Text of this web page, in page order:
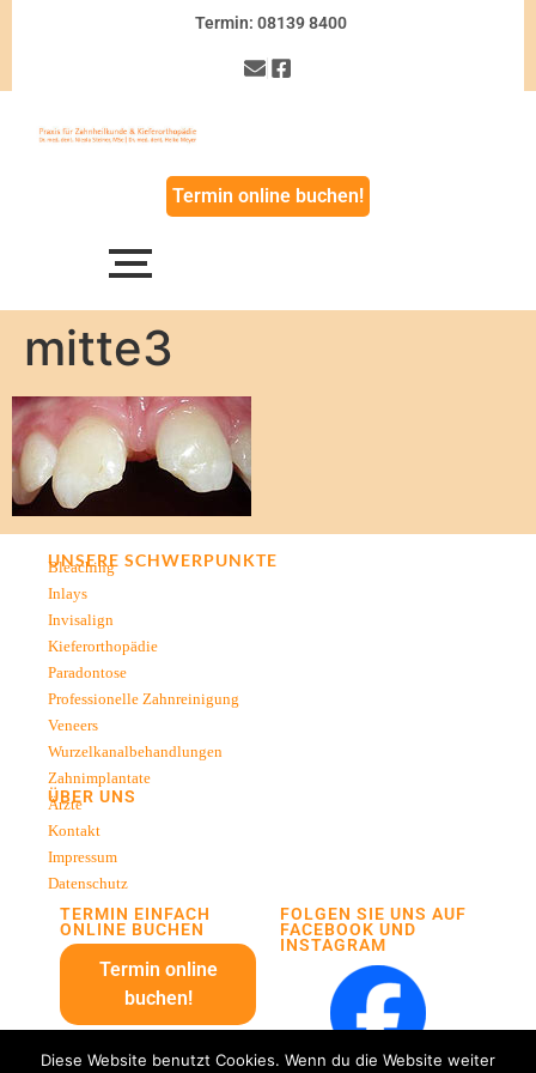
Termin: 08139 8400
Termin online buchen!
mitte3
UNSERE SCHWERPUNKTE
Bleaching
Inlays
Invisalign
Kieferorthopädie
Paradontose
Professionelle Zahnreinigung
Veneers
Wurzelkanalbehandlungen
Zahnimplantate
ÜBER UNS
Ärzte
Kontakt
Impressum
Datenschutz
TERMIN EINFACH
ONLINE BUCHEN
Termin online
buchen!
FOLGEN SIE UNS AUF
FACEBOOK UND
INSTAGRAM
Diese Website benutzt Cookies. Wenn du die Website weiter